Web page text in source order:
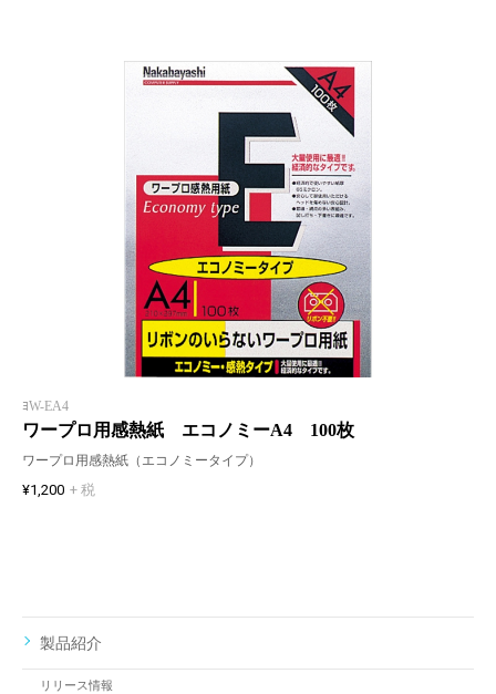
ﾖW-EA4
ワープロ用感熱紙 エコノミーA4 100枚
ワープロ用感熱紙（エコノミータイプ）
¥1,200 + 税
製品紹介
リリース情報